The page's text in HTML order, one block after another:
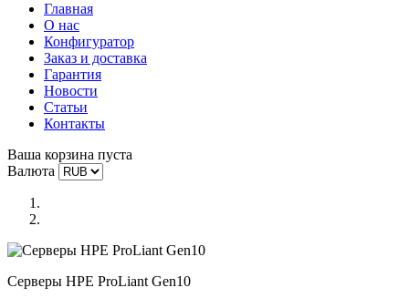
Главная
О нас
Конфигуратор
Заказ и доставка
Гарантия
Новости
Статьи
Контакты
Ваша корзина пуста
Валюта
Серверы HPE ProLiant Gen10